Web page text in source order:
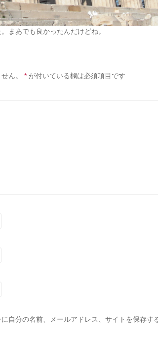
まあでも良かったんだけどね。
ん。 * が付いている欄は必須項目です
自分の名前、メールアドレス、サイトを保存する